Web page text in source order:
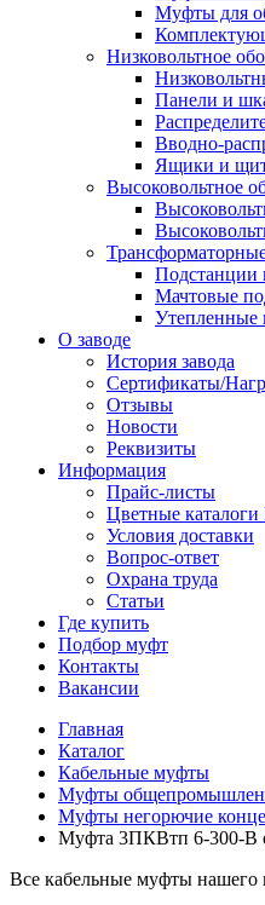
Муфты для
Низковольтное
Панели и
Вводно-
Ящики и
Высоковольтное
Подстанции
Мачтовые
Утепленные
О заводе
История завода
Сертификаты/
Отзывы
Новости
Реквизиты
Информация
Прайс-листы
Цветные каталоги
Условия доставки
Вопрос-ответ
Охрана труда
Статьи
Где купить
Подбор муфт
Контакты
Вакансии
Главная
Каталог
Кабельные муфты
Муфты
Муфты негорючие
Муфта 3ПКВтп 6-300-В
Все кабельные муфты нашего